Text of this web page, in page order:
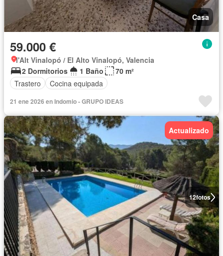
Casa
59.000 €
l'Alt Vinalopó / El Alto Vinalopó, Valencia
2 Dormitorios
1 Baño
70 m²
Trastero
Cocina equipada
21 ene 2026 en Indomio - GRUPO IDEAS
12fotos
Actualizado